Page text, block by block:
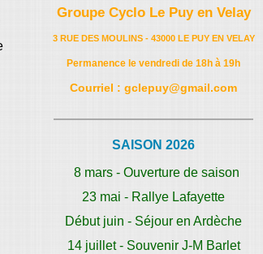
Groupe Cyclo Le Puy en Velay
3 RUE DES MOULINS - 43000 LE PUY EN VELAY
Permanence le vendredi de 18h à 19h
Courriel : gclepuy@gmail.com
SAISON 2026
8 mars - Ouverture de saison
23 mai - Rallye Lafayette
Début juin - Séjour en Ardèche
14 juillet - Souvenir J-M Barlet